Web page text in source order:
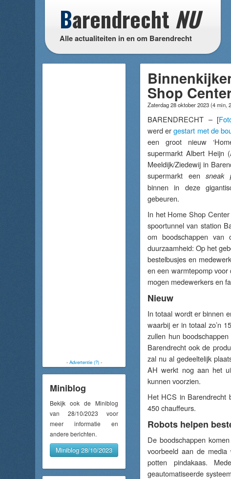
Barendrecht NU
Alle actualiteiten in en om Barendrecht
- Advertentie (?)-
Miniblog
Bekijk ook de Miniblog
van 28/10/2023 voor
meer informatie en
andere berichten.
Miniblog 28/10/2023
Shop
Zaterdag 28 oktober 2023(4 min,
BARENDRECHT – [
werd ergestart met de
een groot nieuw
supermarkt Albert Heijn
Meeldijk/Ziedewij in
supermarkt eensneak
binnen in deze
gebeuren.
In het Home Shop
spoortunnel van station
om boodschappen
duurzaamheid: Op het
bestelbusjes en
en een warmtepomp
mogen medewerkers en
Nieuw
In totaal wordt er binnen
waarbij er in totaal zo’n
zullen hun
Barendrecht ook de
zal nu al gedeeltelijk
AH werkt nog aan het
kunnen voorzien.
Het HCS in Barendrecht
450 chauffeurs.
Robots helpen
De boodschappen
voorbeeld aan de
potten pindakaas.
geautomatiseerde